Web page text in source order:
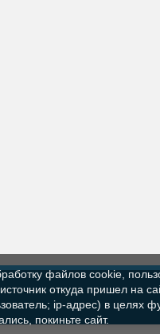
файлов cookie,
откуда пришел на
ip-адрес) в целях
покиньте сайт.